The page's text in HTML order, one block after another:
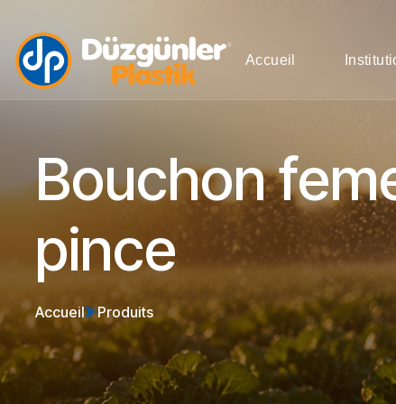
Accueil
Bouchon
pince
Accueil Produits